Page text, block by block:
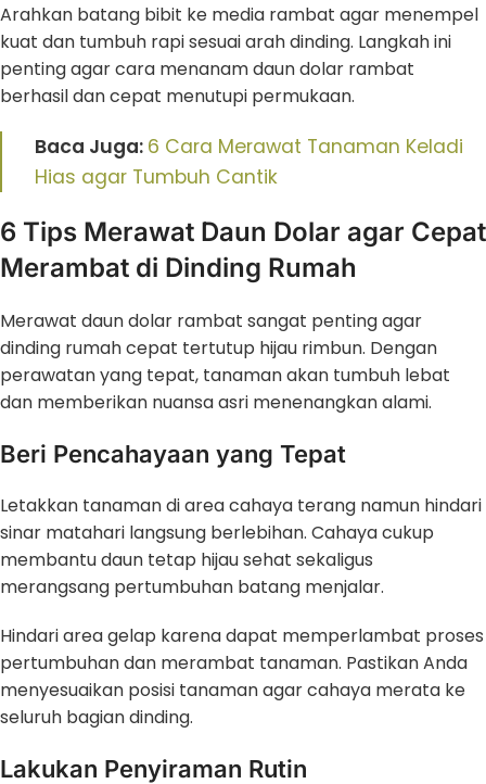
Arahkan batang bibit ke media rambat agar menempel
kuat dan tumbuh rapi sesuai arah dinding. Langkah ini
penting agar cara menanam daun dolar rambat
berhasil dan cepat menutupi permukaan.
Baca Juga: 6 Cara Merawat Tanaman Keladi
Hias agar Tumbuh Cantik
6 Tips Merawat Daun Dolar agar Cepat
Merambat di Dinding Rumah
Merawat daun dolar rambat sangat penting agar
dinding rumah cepat tertutup hijau rimbun. Dengan
perawatan yang tepat, tanaman akan tumbuh lebat
dan memberikan nuansa asri menenangkan alami.
Beri Pencahayaan yang Tepat
Letakkan tanaman di area cahaya terang namun hindari
sinar matahari langsung berlebihan. Cahaya cukup
membantu daun tetap hijau sehat sekaligus
merangsang pertumbuhan batang menjalar.
Hindari area gelap karena dapat memperlambat proses
pertumbuhan dan merambat tanaman. Pastikan Anda
menyesuaikan posisi tanaman agar cahaya merata ke
seluruh bagian dinding.
Lakukan Penyiraman Rutin